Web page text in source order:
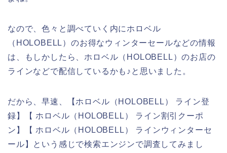
なので、色々と調べていく内にホロベル
（HOLOBELL）のお得なウィンターセールなどの情報
は、もしかしたら、ホロベル（HOLOBELL）のお店の
ラインなどで配信しているかも♪と思いました。
だから、早速、【ホロベル（HOLOBELL） ライン登
録】【 ホロベル（HOLOBELL） ライン割引クーポ
ン】【 ホロベル（HOLOBELL） ラインウィンターセ
ール】という感じで検索エンジンで調査してみまし